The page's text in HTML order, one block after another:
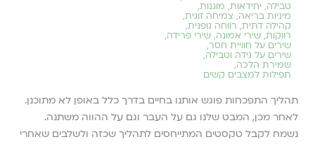
טבילה, יחידאות, מוגנות,
מיניות בריאה, צמיחה זוגית,
קהילה דתית, רווחה גופנית,
רווקות, שירי אמונה, שירי פרידה,
שירים על חוויית חסר,
שירים על נידה וטבילה,
שמירת הלכה,
תפילות למצבים קשים
תהליך התפכחות פוגש אותנו בחיים בדרך כלל באופן לא מתוכנן.
לאחר מכן, המבט שלנו גם על העבר וגם על ההווה משתנה.
נשמח לקבל טקסטים המתייחסים לתהליך שכזה ולשלבים שאחרי